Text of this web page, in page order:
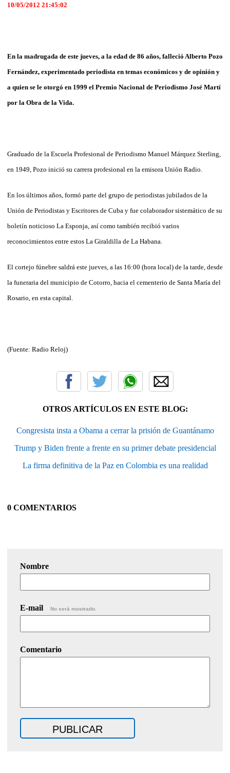
10/05/2012 21:45:02
En la madrugada de este jueves, a la edad de 86 años, falleció Alberto Pozo
Fernández, experimentado periodista en temas económicos y de opinión y
a quien se le otorgó en 1999 el Premio Nacional de Periodismo José Martí
por la Obra de la Vida.
Graduado de la Escuela Profesional de Periodismo Manuel Márquez Sterling,
en 1949, Pozo inició su carrera profesional en la emisora Unión Radio.
En los últimos años, formó parte del grupo de periodistas jubilados de la
Unión de Periodistas y Escritores de Cuba y fue colaborador sistemático de su
boletín noticioso La Esponja, así como también recibió varios
reconocimientos entre estos La Giraldilla de La Habana.
El cortejo fúnebre saldrá este jueves, a las 16:00 (hora local) de la tarde, desde
la funeraria del municipio de Cotorro, hacia el cementerio de Santa María del
Rosario, en esta capital.
(Fuente: Radio Reloj)
OTROS ARTÍCULOS EN ESTE BLOG:
Congresista insta a Obama a cerrar la prisión de Guantánamo
Trump y Biden frente a frente en su primer debate presidencial
La firma definitiva de la Paz en Colombia es una realidad
0 COMENTARIOS
Nombre
E-mail No será mostrado.
Comentario